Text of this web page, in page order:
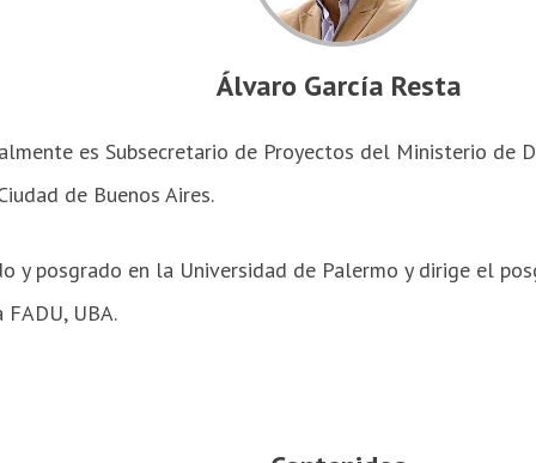
Álvaro García Resta
es Subsecretario de Proyectos del Ministerio de
de Buenos Aires.
y posgrado en la Universidad de Palermo y dirige el
UBA.